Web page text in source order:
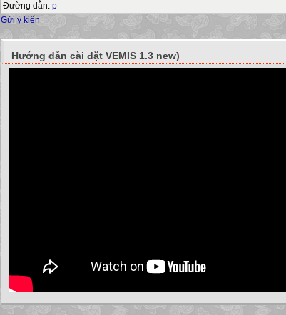
Đường dẫn: p
Gửi ý kiến
Hướng dẫn cài đặt VEMIS 1.3 new)